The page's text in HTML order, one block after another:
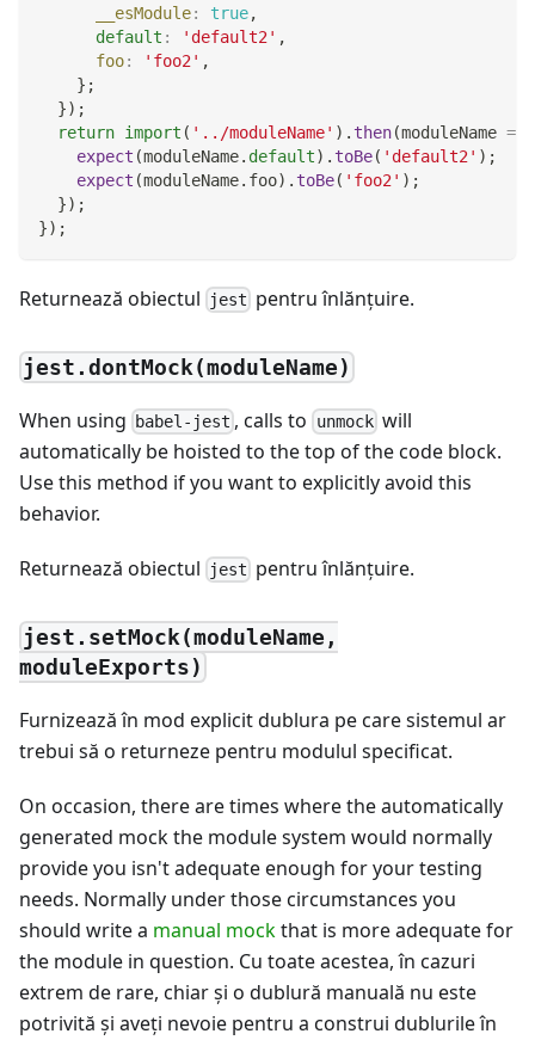
__esModule: true,
default : 'default2' ,
foo: 'foo2' ,
} ;
}) ;
return import ( '../moduleName' ) . then(moduleName =>
expect (moduleName. default) . toBe( 'default2' ) ;
expect (moduleName. foo) . toBe( 'foo2' ) ;
}) ;
}) ;
Returnează obiectul jest pentru înlănţuire.
jest.dontMock(moduleName)
When using babel-jest , calls to unmockwill
automatically be hoisted to the top of the code block.
Use this method if you want to explicitly avoid this
behavior.
Returnează obiectul jest pentru înlănţuire.
jest.setMock(moduleName,
moduleExports)
Furnizează în mod explicit dublura pe care sistemul ar
trebui să o returneze pentru modulul specificat.
On occasion, there are times where the automatically
generated mock the module system would normally
provide you isn't adequate enough for your testing
needs. Normally under those circumstances you
should write a manual mockthat is more adequate for
the module in question. Cu toate acestea, în cazuri
extrem de rare, chiar și o dublură manuală nu este
potrivită şi aveţi nevoie pentru a construi dublurile în